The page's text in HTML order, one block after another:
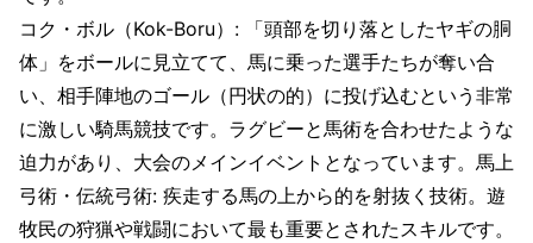
コク・ボル（Kok-Boru）: 「頭部を切り落としたヤギの胴
体」をボールに見立てて、馬に乗った選手たちが奪い合
い、相手陣地のゴール（円状の的）に投げ込むという非常
に激しい騎馬競技です。ラグビーと馬術を合わせたような
迫力があり、大会のメインイベントとなっています。馬上
弓術・伝統弓術: 疾走する馬の上から的を射抜く技術。遊
牧民の狩猟や戦闘において最も重要とされたスキルです。